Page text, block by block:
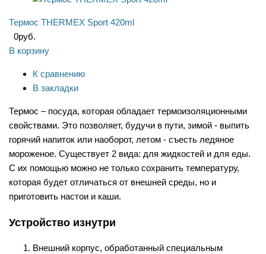
Термос THERMEX Sport 420ml
0руб.
В корзину
К сравнению
В закладки
Термос – посуда, которая обладает термоизоляционными
свойствами. Это позволяет, будучи в пути, зимой - выпить
горячий напиток или наоборот, летом - съесть ледяное
мороженое. Существует 2 вида: для жидкостей и для еды.
С их помощью можно не только сохранить температуру,
которая будет отличаться от внешней среды, но и
приготовить настои и каши.
Устройство изнутри
Внешний корпус, обработанный специальным